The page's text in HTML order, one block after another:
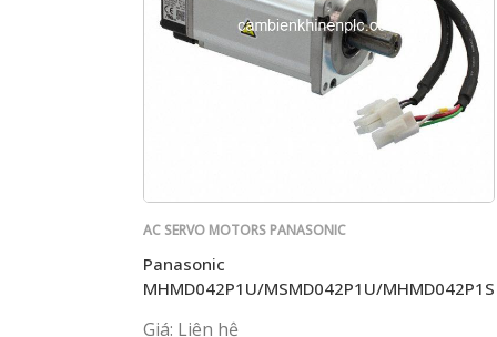
AC SERVO MOTORS PANASONIC
Panasonic
MHMD042P1U/MSMD042P1U/MHMD042P1S
Giá: Liên hệ